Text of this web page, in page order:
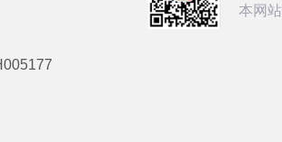
本网